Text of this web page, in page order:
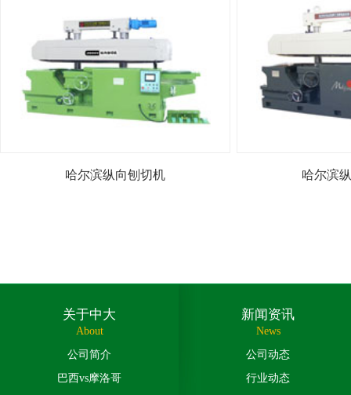
哈尔滨纵向刨切机 哈尔滨
关于中大
About
公司简介
巴西vs摩洛哥
新闻资讯
News
公司动态
行业动态